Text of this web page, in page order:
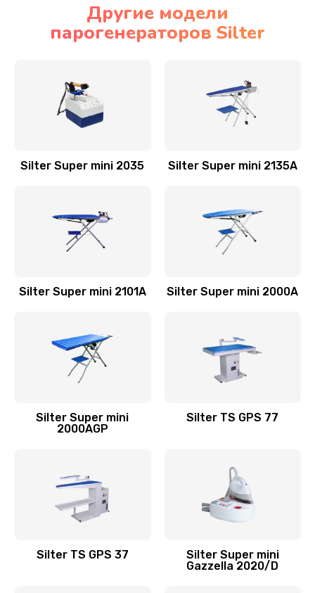
Другие модели
парогенераторов Silter
Silter Super mini 2035 Silter Super mini 2135A
Silter Super mini 2101А Silter Super mini 2000А
Silter Super mini
2000АGP
Silter TS GPS 77
Silter TS GPS 37
Silter Super mini
Gazzella 2020/D